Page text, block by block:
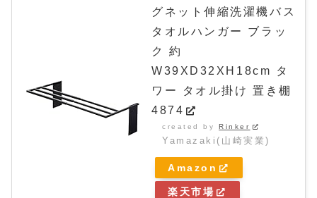
グネット伸縮洗濯機バス
タオルハンガー ブラッ
ク 約
W39XD32XH18cm タ
ワー タオル掛け 置き棚
4874
created byRinker
Yamazaki(山崎実業)
Amazon
楽天市場